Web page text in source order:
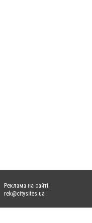
Реклама на сайті:
rek@citysites.ua